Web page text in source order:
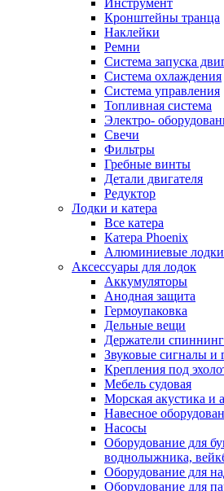
Инструмент
Кронштейны транца
Наклейки
Ремни
Система запуска
Система охлаждения
Система управления
Топливная система
Электро-
Свечи
Фильтры
Гребные винты
Детали двигателя
Редуктор
Лодки и катера
Все катера
Катера Phoenix
Алюминиевые лодки
Аксессуары для лодок
Аккумуляторы
Анодная защита
Гермоупаковка
Дельные вещи
Держатели
Звуковые сигналы и
Крепления под
Мебель судовая
Морская акустика и
Навесное
Насосы
Оборудование для
воднолыжника,
Оборудование для
Оборудование для